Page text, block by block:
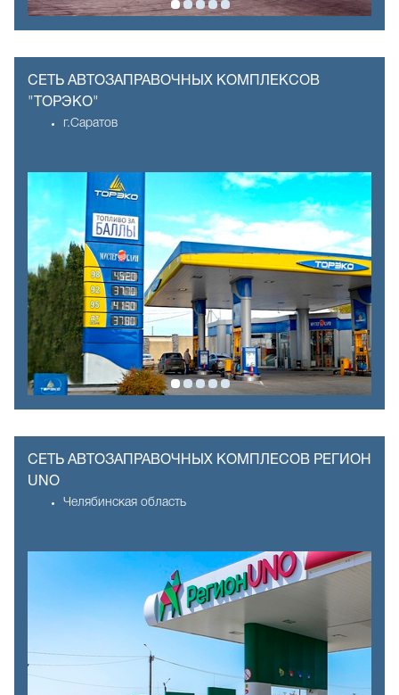
СЕТЬ АВТОЗАПРАВОЧНЫХ КОМПЛЕКСОВ
"ТОРЭКО"
г.Саратов
СЕТЬ АВТОЗАПРАВОЧНЫХ КОМПЛЕСОВ РЕГИОН
UNO
Челябинская область